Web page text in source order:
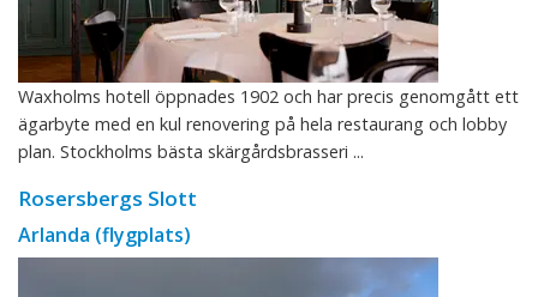
Waxholms hotell öppnades 1902 och har precis genomgått ett
ägarbyte med en kul renovering på hela restaurang och lobby
plan. Stockholms bästa skärgårdsbrasseri ...
Rosersbergs Slott
Arlanda (flygplats)